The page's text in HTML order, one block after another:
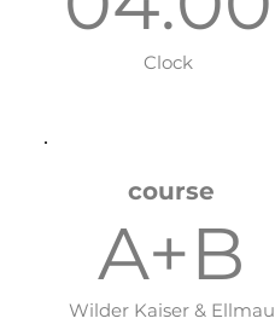
Clock
course
A+B
Wilder Kaiser & Ellmau